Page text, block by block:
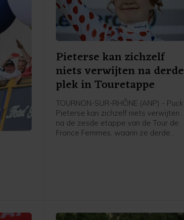
Pieterse kan zichzelf
niets verwijten na derde
plek in Touretappe
TOURNON-SUR-RHÔNE (ANP) - Puck
Pieterse kan zichzelf niets verwijten
na de zesde etappe van de Tour de
France Femmes, waarin ze derde